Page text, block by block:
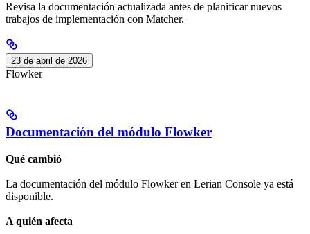
Revisa la documentación actualizada antes de planificar nuevos
trabajos de implementación con Matcher.
23 de abril de 2026
Flowker
Documentación del módulo Flowker
Qué cambió
La documentación del módulo Flowker en Lerian Console ya está
disponible.
A quién afecta